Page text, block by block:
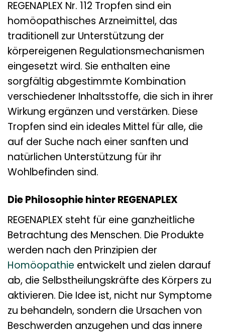
REGENAPLEX Nr. 112 Tropfen sind ein
homöopathisches Arzneimittel, das
traditionell zur Unterstützung der
körpereigenen Regulationsmechanismen
eingesetzt wird. Sie enthalten eine
sorgfältig abgestimmte Kombination
verschiedener Inhaltsstoffe, die sich in ihrer
Wirkung ergänzen und verstärken. Diese
Tropfen sind ein ideales Mittel für alle, die
auf der Suche nach einer sanften und
natürlichen Unterstützung für ihr
Wohlbefinden sind.
Die Philosophie hinter REGENAPLEX
REGENAPLEX steht für eine ganzheitliche
Betrachtung des Menschen. Die Produkte
werden nach den Prinzipien der
Homöopathie entwickelt und zielen darauf
ab, die Selbstheilungskräfte des Körpers zu
aktivieren. Die Idee ist, nicht nur Symptome
zu behandeln, sondern die Ursachen von
Beschwerden anzugehen und das innere